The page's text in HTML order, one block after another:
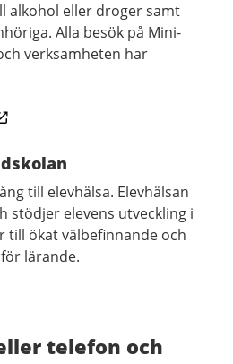
alkohol eller droger samt
Alla besök på Mini-
verksamheten har
till elevhälsa. Elevhälsan
stödjer elevens utveckling i
till ökat välbefinnande och
lärande.
telefon och